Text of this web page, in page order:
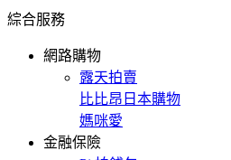
綜合服務
網路購物
露天拍賣
比比昂日本購物
媽咪愛
金融保險